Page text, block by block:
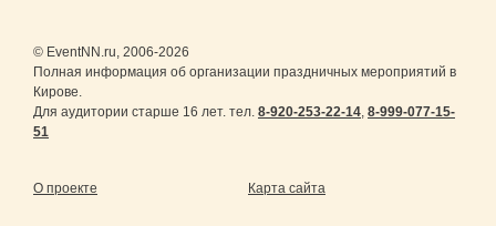
© EventNN.ru, 2006-2026
Полная информация об организации праздничных мероприятий в
Кирове.
Для аудитории старше 16 лет. тел. 8-920-253-22-14, 8-999-077-15-
51
О проекте Карта сайта